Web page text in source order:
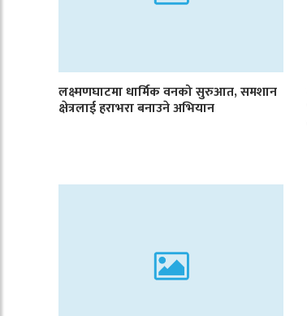
लक्ष्मणघाटमा धार्मिक वनको सुरुआत, समशान
क्षेत्रलाई हराभरा बनाउने अभियान